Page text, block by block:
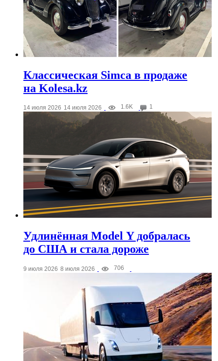
Классическая Simca в продаже
на Kolesa.kz
14 июля 2026 14 июля 2026 1.6K 1
Удлинённая Model Y добралась
до США и стала дороже
9 июля 2026 8 июля 2026 706